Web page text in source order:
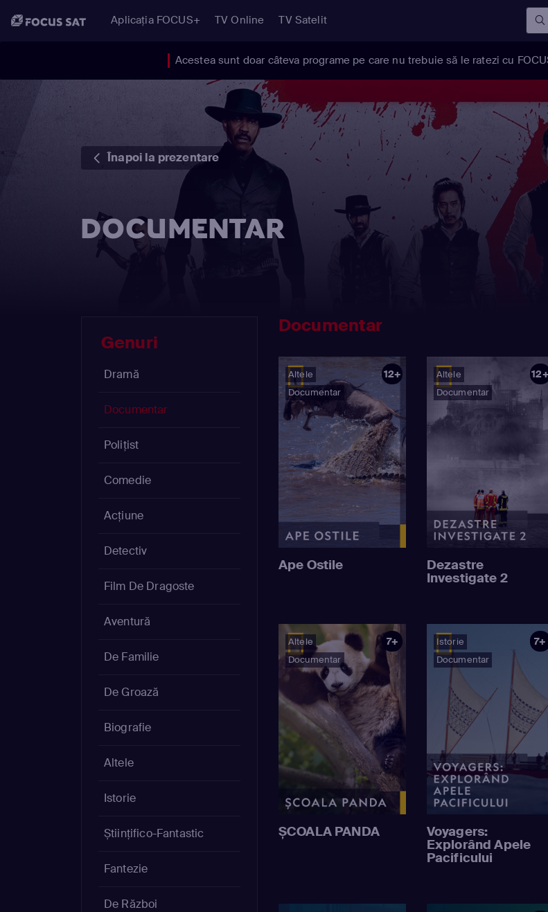
Aplicația FOCUS+ TV Online TV Satelit
Acestea sunt doar câteva programe pe care nu trebuie să le ratezi cu
Înapoi la prezentare
DOCUMENTAR
Genuri
Dramă
Documentar
Polițist
Comedie
Acțiune
Detectiv
Film De Dragoste
Aventură
De Familie
De Groază
Biografie
Altele
Istorie
Științifico-Fantastic
Fantezie
De Război
Documentar
Altele
Documentar
12+
Ape Ostile
Altele
Documentar
12+
Dezastre
Investigate 2
Altele
Documentar
7+
ȘCOALA PANDA
Istorie
Documentar
7+
Voyagers:
Explorând Apele
Pacificului